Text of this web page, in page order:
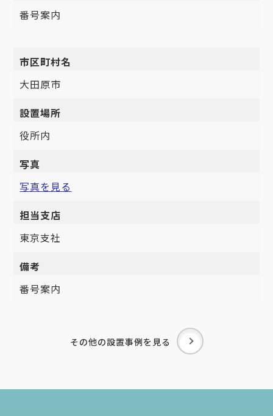
番号案内
市区町村名
大田原市
設置場所
役所内
写真
写真を見る
担当支店
東京支社
備考
番号案内
その他の設置事例を見る